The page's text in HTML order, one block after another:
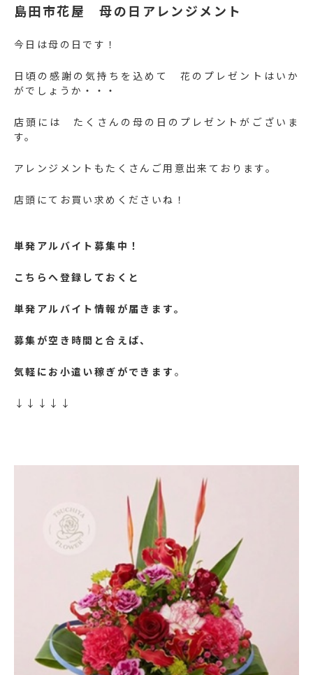
島田市花屋 母の日アレンジメント
今日は母の日です！
日頃の感謝の気持ちを込めて 花のプレゼントはいか
がでしょうか・・・
店頭には たくさんの母の日のプレゼントがございま
す。
アレンジメントもたくさんご用意出来ております。
店頭にてお買い求めくださいね！
単発アルバイト募集中！
こちらへ登録しておくと
単発アルバイト情報が届きます。
募集が空き時間と合えば、
気軽にお小遣い稼ぎができます 。
↓↓↓↓↓